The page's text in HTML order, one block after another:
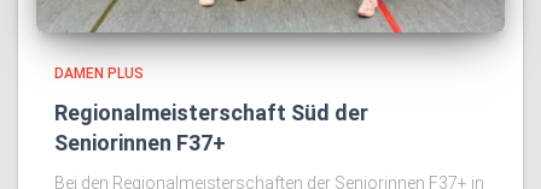
DAMEN PLUS
Regionalmeisterschaft Süd der
Seniorinnen F37+
Bei den Regionalmeisterschaften der Seniorinnen F37+ in